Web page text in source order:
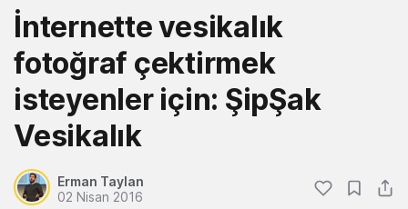
İnternette vesikalık
fotoğraf çektirmek
isteyenler için: ŞipŞak
Vesikalık
Erman Taylan
02 Nisan 2016